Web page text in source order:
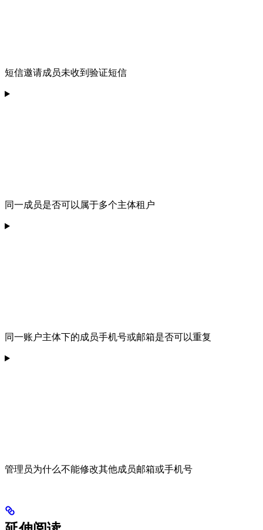
短信邀请成员未收到验证短信
同一成员是否可以属于多个主体租户
同一账户主体下的成员手机号或邮箱是否可以重复
管理员为什么不能修改其他成员邮箱或手机号